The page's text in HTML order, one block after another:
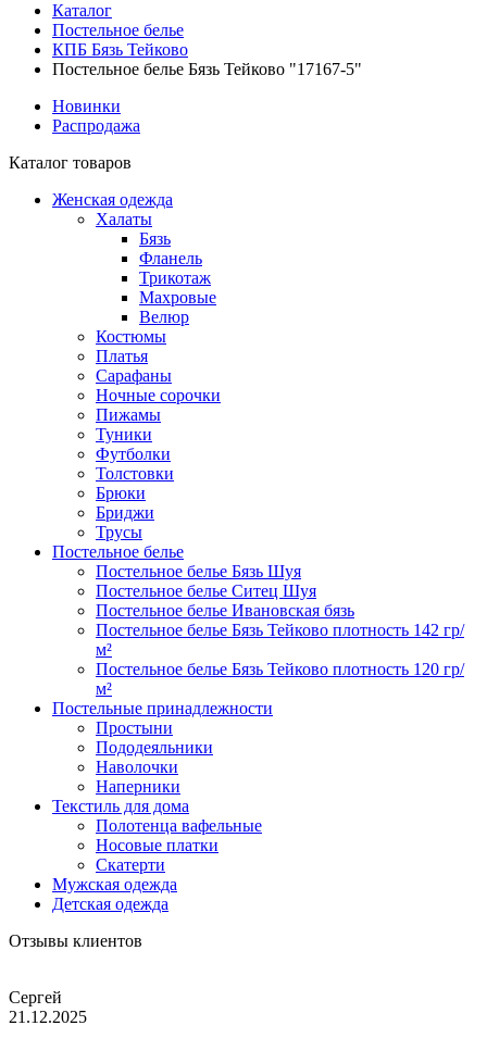
Каталог
Постельное белье
КПБ Бязь Тейково
Постельное белье Бязь Тейково "17167-5"
Новинки
Распродажа
Каталог товаров
Женская одежда
Халаты
Бязь
Фланель
Трикотаж
Махровые
Велюр
Костюмы
Платья
Сарафаны
Ночные сорочки
Пижамы
Туники
Футболки
Толстовки
Брюки
Бриджи
Трусы
Постельное белье
Постельное белье Бязь Шуя
Постельное белье Ситец Шуя
Постельное белье Ивановская бязь
Постельное белье Бязь Тейково плотность 142 гр/
м²
Постельное белье Бязь Тейково плотность 120 гр/
м²
Постельные принадлежности
Простыни
Пододеяльники
Наволочки
Наперники
Текстиль для дома
Полотенца вафельные
Носовые платки
Скатерти
Мужская одежда
Детская одежда
Отзывы клиентов
Сергей
21.12.2025